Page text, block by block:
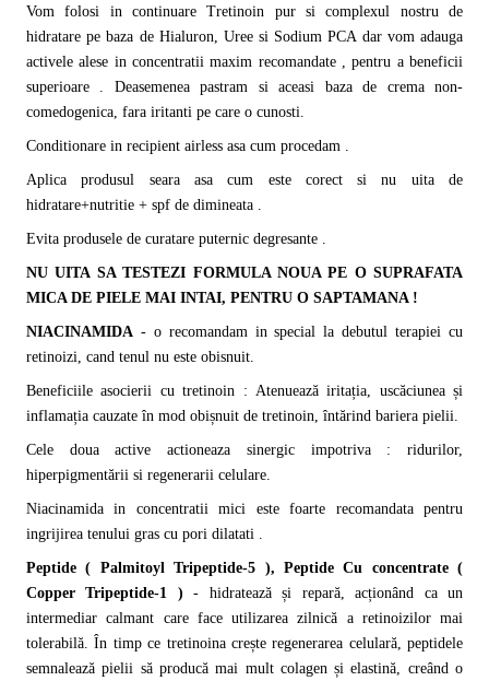
Vom folosi in continuare Tretinoin pur si complexul nostru de
hidratare pe baza de Hialuron, Uree si Sodium PCA dar vom adauga
activele alese in concentratii maxim recomandate , pentru a beneficii
superioare . Deasemenea pastram si aceasi baza de crema non-
comedogenica, fara iritanti pe care o cunosti.
Conditionare in recipient airless asa cum procedam .
Aplica produsul seara asa cum este corect si nu uita de
hidratare+nutritie + spf de dimineata .
Evita produsele de curatare puternic degresante .
NU UITA SA TESTEZI FORMULA NOUA PE O SUPRAFATA
MICA DE PIELE MAI INTAI, PENTRU O SAPTAMANA !
NIACINAMIDA - o recomandam in special la debutul terapiei cu
retinoizi, cand tenul nu este obisnuit.
Beneficiile asocierii cu tretinoin : Atenuează iritația, uscăciunea și
inflamația cauzate în mod obișnuit de tretinoin, întărind bariera pielii.
Cele doua active actioneaza sinergic impotriva : ridurilor,
hiperpigmentării si regenerarii celulare.
Niacinamida in concentratii mici este foarte recomandata pentru
ingrijirea tenului gras cu pori dilatati .
Peptide ( Palmitoyl Tripeptide-5 ), Peptide Cu concentrate (
Copper Tripeptide-1 ) - hidratează și repară, acționând ca un
intermediar calmant care face utilizarea zilnică a retinoizilor mai
tolerabilă. În timp ce tretinoina crește regenerarea celulară, peptidele
semnalează pielii să producă mai mult colagen și elastină, creând o